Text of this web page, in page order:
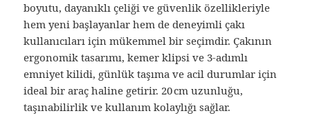
boyutu, dayanıklı çeliği ve güvenlik özellikleriyle
hem yeni başlayanlar hem de deneyimli çakı
kullanıcıları için mükemmel bir seçimdir. Çakının
ergonomik tasarımı, kemer klipsi ve 3‑adımlı
emniyet kilidi, günlük taşıma ve acil durumlar için
ideal bir araç haline getirir. 20 cm uzunluğu,
taşınabilirlik ve kullanım kolaylığı sağlar.